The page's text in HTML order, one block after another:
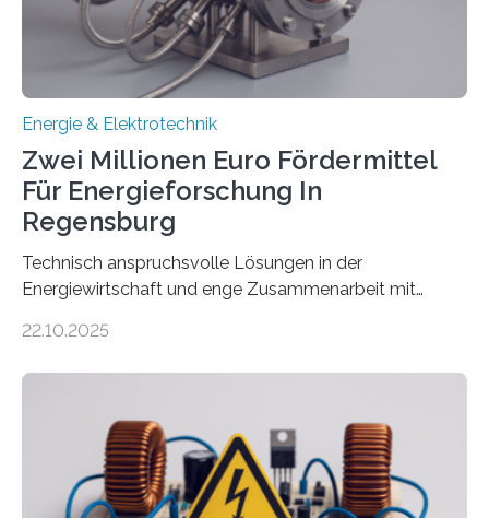
Gesetz (EEG) sind Netzbetreiber…
Energie & Elektrotechnik
Zwei Millionen Euro Fördermittel
Für Energieforschung In
Regensburg
Technisch anspruchsvolle Lösungen in der
Energiewirtschaft und enge Zusammenarbeit mit
neuen EU-geförderten Transfer-Projekte zu
Energietechnologien werden vom Europäischen
Sozialfonds Plus (ESF+) gefördert – mit einer
Gesamtsumme von mehr als zwei Millionen Euro.
Damit zählt die Hochschule zu den großen
22.10.2025